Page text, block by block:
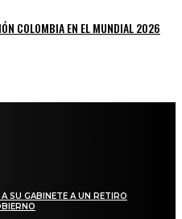
COLOMBIA EN EL MUNDIAL 2026
SU GABINETE A UN RETIRO